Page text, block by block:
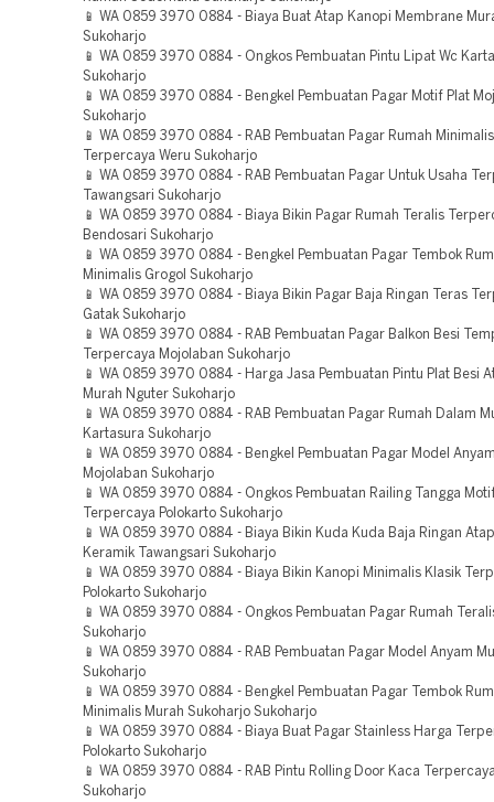
📱 WA 0859 3970 0884 - Biaya Buat Atap Kanopi Membrane
Sukoharjo
📱 WA 0859 3970 0884 - Ongkos Pembuatan Pintu Lipat Wc
Sukoharjo
📱 WA 0859 3970 0884 - Bengkel Pembuatan Pagar Motif Plat
Sukoharjo
📱 WA 0859 3970 0884 - RAB Pembuatan Pagar Rumah
Terpercaya Weru Sukoharjo
📱 WA 0859 3970 0884 - RAB Pembuatan Pagar Untuk Usaha
Tawangsari Sukoharjo
📱 WA 0859 3970 0884 - Biaya Bikin Pagar Rumah Teralis
Bendosari Sukoharjo
📱 WA 0859 3970 0884 - Bengkel Pembuatan Pagar Tembok
Minimalis Grogol Sukoharjo
📱 WA 0859 3970 0884 - Biaya Bikin Pagar Baja Ringan Teras
Gatak Sukoharjo
📱 WA 0859 3970 0884 - RAB Pembuatan Pagar Balkon Besi
Terpercaya Mojolaban Sukoharjo
📱 WA 0859 3970 0884 - Harga Jasa Pembuatan Pintu Plat Besi
Murah Nguter Sukoharjo
📱 WA 0859 3970 0884 - RAB Pembuatan Pagar Rumah Dalam
Kartasura Sukoharjo
📱 WA 0859 3970 0884 - Bengkel Pembuatan Pagar Model
Mojolaban Sukoharjo
📱 WA 0859 3970 0884 - Ongkos Pembuatan Railing Tangga
Terpercaya Polokarto Sukoharjo
📱 WA 0859 3970 0884 - Biaya Bikin Kuda Kuda Baja Ringan
Keramik Tawangsari Sukoharjo
📱 WA 0859 3970 0884 - Biaya Bikin Kanopi Minimalis Klasik
Polokarto Sukoharjo
📱 WA 0859 3970 0884 - Ongkos Pembuatan Pagar Rumah
Sukoharjo
📱 WA 0859 3970 0884 - RAB Pembuatan Pagar Model Anyam
Sukoharjo
📱 WA 0859 3970 0884 - Bengkel Pembuatan Pagar Tembok
Minimalis Murah Sukoharjo Sukoharjo
📱 WA 0859 3970 0884 - Biaya Buat Pagar Stainless Harga
Polokarto Sukoharjo
📱 WA 0859 3970 0884 - RAB Pintu Rolling Door Kaca
Sukoharjo